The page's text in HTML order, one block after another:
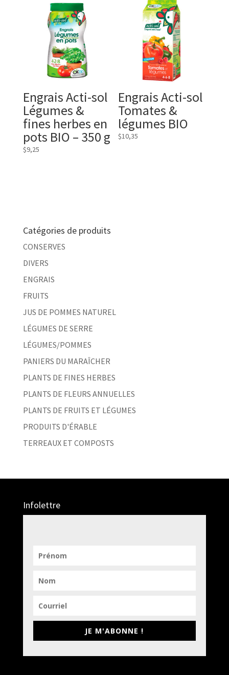
Engrais Acti-sol
Légumes &
fines herbes en
pots BIO – 350 g
$9,25
Engrais Acti-sol
Tomates &
légumes BIO
$10,35
Catégories de produits
CONSERVES
DIVERS
ENGRAIS
FRUITS
JUS DE POMMES NATUREL
LÉGUMES DE SERRE
LÉGUMES/POMMES
PANIERS DU MARAÎCHER
PLANTS DE FINES HERBES
PLANTS DE FLEURS ANNUELLES
PLANTS DE FRUITS ET LÉGUMES
PRODUITS D'ÉRABLE
TERREAUX ET COMPOSTS
Infolettre
JE M'ABONNE !